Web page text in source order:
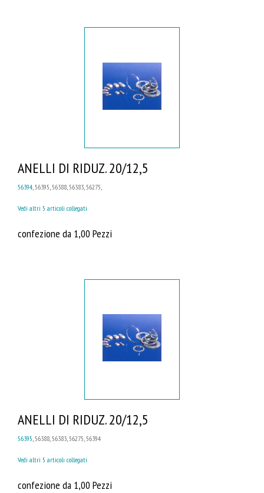
ANELLI DI RIDUZ. 20/12,5
56394 , 56395, 56388, 56383, 56275,
Vedi altri 5 articoli collegati
confezione da 1,00 Pezzi
ANELLI DI RIDUZ. 20/12,5
56395, 56388, 56383, 56275, 56394
Vedi altri 5 articoli collegati
confezione da 1,00 Pezzi